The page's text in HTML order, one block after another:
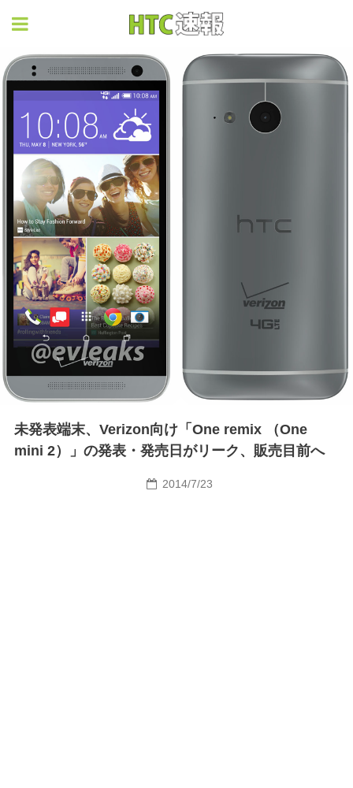
未発表端末、Verizon向け「One remix （One
mini 2）」の発表・発売日がリーク、販売目前へ
2014/7/23